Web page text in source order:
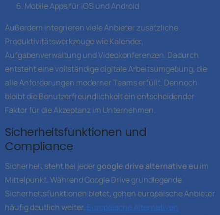
Mobile Apps für iOS und Android
Außerdem integrieren viele Anbieter zusätzliche
Produktivitätswerkzeuge wie Kalender,
Aufgabenverwaltung und Videokonferenzen. Dadurch
entsteht eine vollständige digitale Arbeitsumgebung, die
alle Anforderungen moderner Teams erfüllt. Dennoch
bleibt die Benutzerfreundlichkeit ein entscheidender
Faktor für die Akzeptanz im Unternehmen.
Sicherheitsfunktionen und
Compliance
Sicherheit steht bei jeder google drive alternative eu im
Mittelpunkt. Während Google Drive grundlegende
Sicherheitsfunktionen bietet, gehen europäische Anbieter
häufig deutlich weiter. Europäische Alternativen